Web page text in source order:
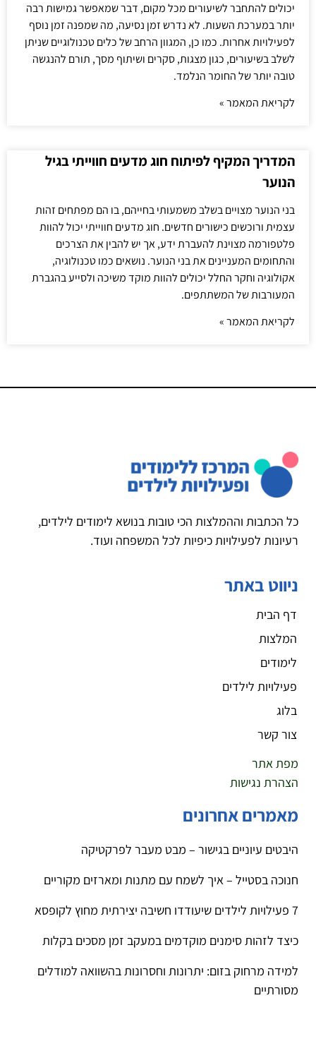
יכולים להתחבר לשיעורים מכל מקום, דבר שמאפשר גמישות רבה
יותר במערכת השעות. לא נדרש זמן נסיעה, מה שמפנה זמן נוסף
לפעילויות אחרות. כמו כן, המגוון הרחב של כלים טכנולוגיים שניתן
לשלב בשיעורים, כגון מצגות, סקרים ושיתוף מסך, תורם להנגשה
טובה יותר של החומר הנלמד.
לקריאת המאמר »
המדריך המקיף לפיתוח חוג מדעים חווייתי בגיל
הנוער
בני הנוער מצויים בשלב משמעותי בחייהם, בו הם מפתחים זהות
עצמית ורוכשים כישורים חדשים. חוג מדעים חווייתי יכול להוות
פלטפורמה מצוינת להעברת ידע, אך יש להבין את הצרכים
והתחומים המעניינים את בני הנוער. נושאים כמו טכנולוגיה,
אקולוגיה וחקר החלל יכולים להוות מוקד משיכה ולסייע בהגברת
המעורבות של המשתתפים.
לקריאת המאמר »
כל הכתבות וההמלצות הכי טובות בנושא לימודים לילדים,
רעיונות לפעילויות כיפיות לכל המשפחה ועוד.
ניווט באתר
דף הבית
המלצות
לימודים
פעילויות לילדים
בלוג
צור קשר
מפת אתר
הצהרת נגישות
מאמרים אחרונים
היבטים עיוניים בגישור – מבט מעבר לפרקטיקה
חנוכה בסטייל – איך לשמח עם מתנות ומארזים מקוריים
7 פעילויות לילדים שיעודדו חשיבה יצירתית מחוץ לקופסא
כיצד לזהות סימנים מוקדמים במעקב זמן מסכים בקלות
למידה מרחוק בזום: יתרונות וחסרונות בהשוואה למודלים
מסורתיים